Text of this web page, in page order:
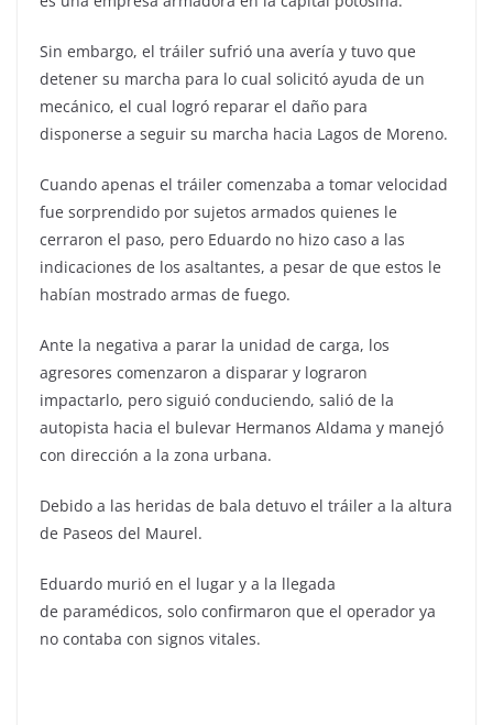
Sin embargo, el tráiler sufrió una avería y tuvo que
detener su marcha para lo cual solicitó ayuda de un
mecánico, el cual logró reparar el daño para
disponerse a seguir su marcha hacia Lagos de Moreno.
Cuando apenas el tráiler comenzaba a tomar velocidad
fue sorprendido por sujetos armados quienes le
cerraron el paso, pero Eduardo no hizo caso a las
indicaciones de los asaltantes, a pesar de que estos le
habían mostrado armas de fuego.
Ante la negativa a parar la unidad de carga, los
agresores comenzaron a disparar y lograron
impactarlo, pero siguió conduciendo, salió de la
autopista hacia el bulevar Hermanos Aldama y manejó
con dirección a la zona urbana.
Debido a las heridas de bala detuvo el tráiler a la altura
de Paseos del Maurel.
Eduardo murió en el lugar y a la llegada
de paramédicos, solo confirmaron que el operador ya
no contaba con signos vitales.